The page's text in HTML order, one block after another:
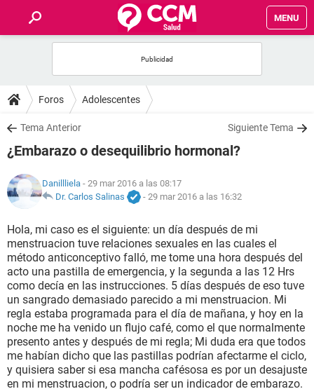
MENU
FOROS
SALUD
FAMILIA
NUTRICIÓN
BIENESTAR
SEXUALIDAD
GLOSARIO
Foros Adolescentes
Tema Anterior Siguiente Tema
¿Embarazo o desequilibrio hormonal?
Danillliela - 29 mar 2016 a las 08:17
Dr. Carlos Salinas
- 29 mar 2016 a las 16:32
Hola, mi caso es el siguiente: un día después de mi
menstruacion tuve relaciones sexuales en las cuales el
método anticonceptivo falló, me tome una hora después del
acto una pastilla de emergencia, y la segunda a las 12 Hrs
como decía en las instrucciones. 5 días después de eso tuve
un sangrado demasiado parecido a mi menstruacion. Mi
regla estaba programada para el día de mañana, y hoy en la
noche me ha venido un flujo café, como el que normalmente
presento antes y después de mi regla; Mi duda era que todos
me habían dicho que las pastillas podrían afectarme el ciclo,
y quisiera saber si esa mancha cafésosa es por un desajuste
en mi menstruacion, o podría ser un indicador de embarazo.